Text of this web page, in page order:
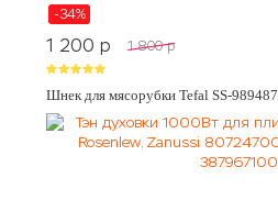
-34%
1 200 p 1 800 p
Шнек для мясорубки Tefal SS-989487